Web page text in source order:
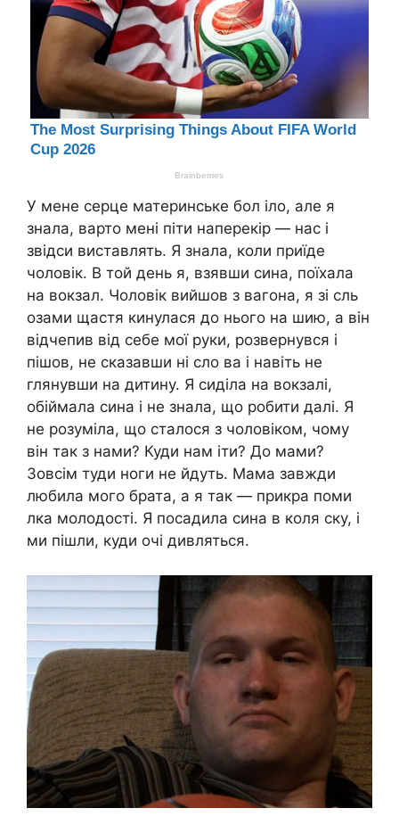
У мене серце материнське бол іло, але я
знала, варто мені піти наперекір — нас і
звідси виставлять. Я знала, коли приїде
чоловік. В той день я, взявши сина, поїхала
на вокзал. Чоловік вийшов з вагона, я зі сль
озами щастя кинулася до нього на шию, а він
відчепив від себе мої руки, розвернувся і
пішов, не сказавши ні сло ва і навіть не
глянувши на дитину. Я сиділа на вокзалі,
обіймала сина і не знала, що робити далі. Я
не розуміла, що сталося з чоловіком, чому
він так з нами? Куди нам іти? До мами?
Зовсім туди ноги не йдуть. Мама завжди
любила мого брата, а я так — прикра поми
лка молодості. Я посадила сина в коля ску, і
ми пішли, куди очі дивляться.